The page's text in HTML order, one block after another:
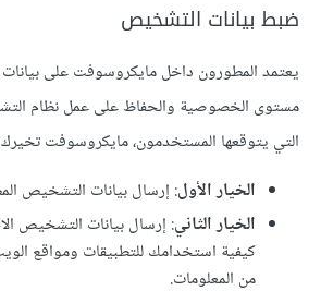
ضبط بيانات التشخيص
يعتمد المطورون داخل مايكروسوفت على
مستوى الخصوصية والحفاظ على عمل نظام
التي يتوقعها المستخدمون، مايكروسوفت
الخيار الأول: إرسال بيانات التشخيص
الخيار الثاني: إرسال بيانات التشخيص
كيفية استخدامك للتطبيقات ومواقع
من المعلومات.